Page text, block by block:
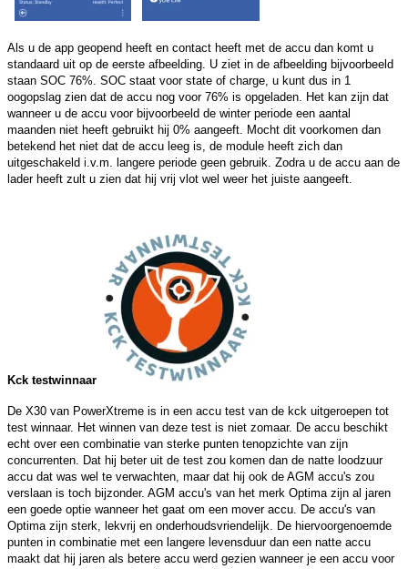
Als u de app geopend heeft en contact heeft met de accu dan komt u
standaard uit op de eerste afbeelding. U ziet in de afbeelding bijvoorbeeld
staan SOC 76%. SOC staat voor state of charge, u kunt dus in 1
oogopslag zien dat de accu nog voor 76% is opgeladen. Het kan zijn dat
wanneer u de accu voor bijvoorbeeld de winter periode een aantal
maanden niet heeft gebruikt hij 0% aangeeft. Mocht dit voorkomen dan
betekend het niet dat de accu leeg is, de module heeft zich dan
uitgeschakeld i.v.m. langere periode geen gebruik. Zodra u de accu aan de
lader heeft zult u zien dat hij vrij vlot wel weer het juiste aangeeft.
Kck testwinnaar
De X30 van PowerXtreme is in een accu test van de kck uitgeroepen tot
test winnaar. Het winnen van deze test is niet zomaar. De accu beschikt
echt over een combinatie van sterke punten tenopzichte van zijn
concurrenten. Dat hij beter uit de test zou komen dan de natte loodzuur
accu dat was wel te verwachten, maar dat hij ook de AGM accu's zou
verslaan is toch bijzonder. AGM accu's van het merk Optima zijn al jaren
een goede optie wanneer het gaat om een mover accu. De accu's van
Optima zijn sterk, lekvrij en onderhoudsvriendelijk. De hiervoorgenoemde
punten in combinatie met een langere levensduur dan een natte accu
maakt dat hij jaren als betere accu werd gezien wanneer je een accu voor